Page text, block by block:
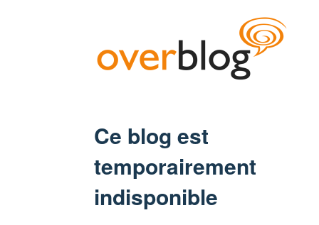
Ce blog est
temporairement
indisponible